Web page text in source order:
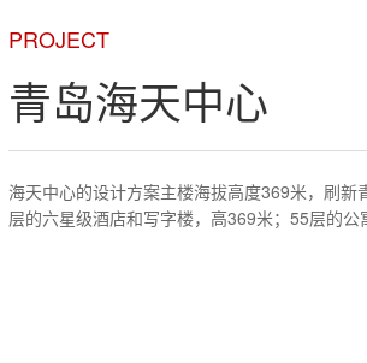
PROJECT
青岛海天中心
海天中心的设计方案主楼海拔高度369米，刷新
层的六星级酒店和写字楼，高369米；55层的